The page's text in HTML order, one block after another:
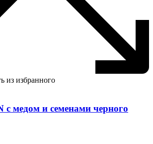
из избранного
медом и семенами черного